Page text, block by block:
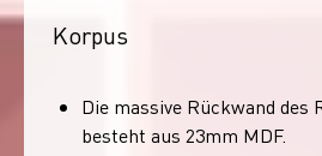
Korpus
Die massive Rückwand des
besteht aus 23mm MDF.